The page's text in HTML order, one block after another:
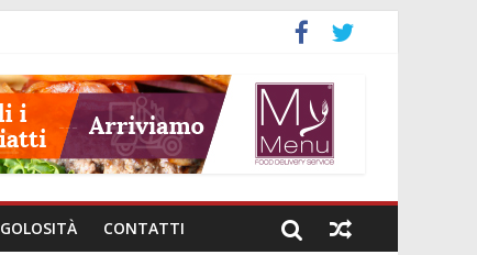
GOLOSITÀ CONTATTI